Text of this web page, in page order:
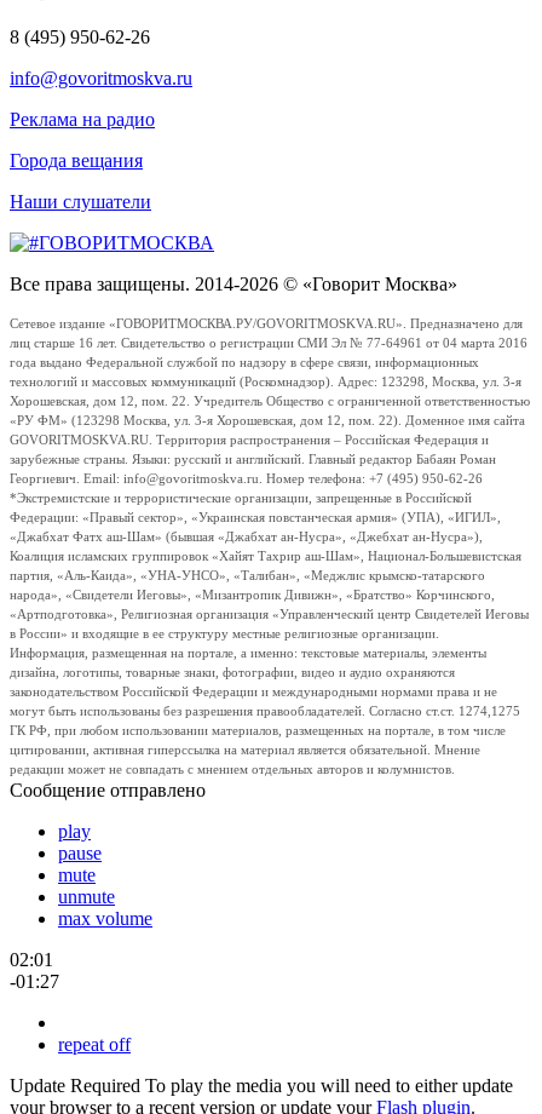
8 (495) 950-62-26
info@govoritmoskva.ru
Реклама на радио
Города вещания
Наши слушатели
Все права защищены. 2014-2026 © «Говорит Москва»
Сетевое издание «ГОВОРИТМОСКВА.РУ/GOVORITMOSKVA.RU». Предназначено для
лиц старше 16 лет. Свидетельство о регистрации СМИ Эл № 77-64961 от 04 марта 2016
года выдано Федеральной службой по надзору в сфере связи, информационных
технологий и массовых коммуникаций (Роскомнадзор). Адрес: 123298, Москва, ул. 3-я
Хорошевская, дом 12, пом. 22. Учредитель Общество с ограниченной ответственностью
«РУ ФМ» (123298 Москва, ул. 3-я Хорошевская, дом 12, пом. 22). Доменное имя сайта
GOVORITMOSKVA.RU. Территория распространения – Российская Федерация и
зарубежные страны. Языки: русский и английский. Главный редактор Бабаян Роман
Георгиевич. Email: info@govoritmoskva.ru. Номер телефона: +7 (495) 950-62-26
*Экстремистские и террористические организации, запрещенные в Российской
Федерации: «Правый сектор», «Украинская повстанческая армия» (УПА), «ИГИЛ»,
«Джабхат Фатх аш-Шам» (бывшая «Джабхат ан-Нусра», «Джебхат ан-Нусра»),
Коалиция исламских группировок «Хайят Тахрир аш-Шам», Национал-Большевистская
партия, «Аль-Каида», «УНА-УНСО», «Талибан», «Меджлис крымско-татарского
народа», «Свидетели Иеговы», «Мизантропик Дивижн», «Братство» Корчинского,
«Артподготовка», Религиозная организация «Управленческий центр Свидетелей Иеговы
в России» и входящие в ее структуру местные религиозные организации.
Информация, размещенная на портале, а именно: текстовые материалы, элементы
дизайна, логотипы, товарные знаки, фотографии, видео и аудио охраняются
законодательством Российской Федерации и международными нормами права и не
могут быть использованы без разрешения правообладателей. Согласно ст.ст. 1274,1275
ГК РФ, при любом использовании материалов, размещенных на портале, в том числе
цитировании, активная гиперссылка на материал является обязательной. Мнение
редакции может не совпадать с мнением отдельных авторов и колумнистов.
Сообщение отправлено
play
pause
mute
unmute
max volume
02:01
-01:27
repeat off
Update Required To play the media you will need to either update
your browser to a recent version or update yourFlash plugin.